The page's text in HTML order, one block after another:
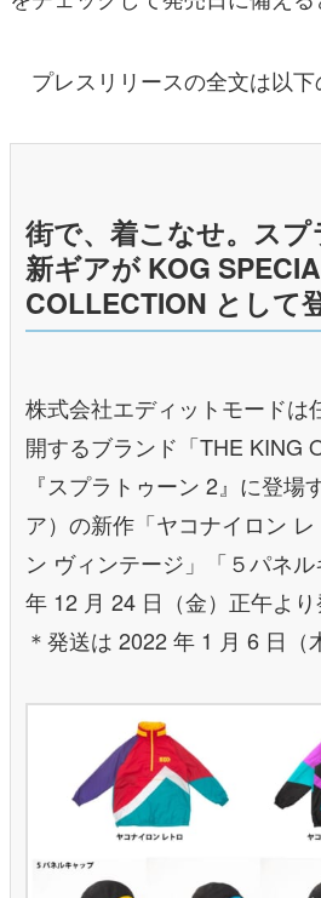
プレスリリースの全文は以下
街で、着こなせ。ス
新ギアが KOG
COLLECTION として
株式会社エディットモードは
開するブランド「THE KING
『スプラトゥーン 2』に登場
ア）の新作「ヤコナイロン
ン ヴィンテージ」「５パネ
年 12 月 24 日（金）正午より
＊発送は 2022 年 1 月 6 日（